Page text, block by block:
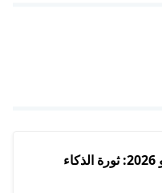
أبرز إعلانات التكنولوجيا في يوليو 2026: ثورة الذكاء